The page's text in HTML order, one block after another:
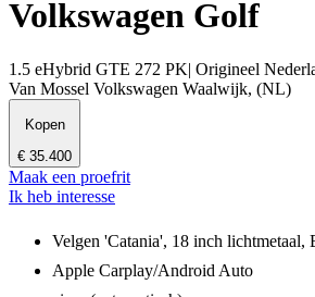
Volkswagen Golf
1.5 eHybrid GTE 272 PK| Origineel
Van Mossel Volkswagen Waalwijk, (NL)
Kopen
€ 35.400
Maak een proefrit
Ik heb interesse
Velgen 'Catania', 18 inch lichtmetaal,
Apple Carplay/Android Auto